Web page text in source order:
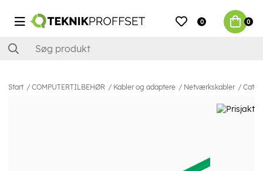
0 0
Start COMPUTERTILBEHØR Kabler og adaptere Netværkskabler Cat6